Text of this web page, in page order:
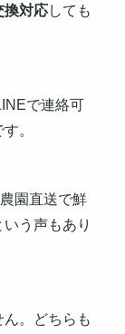
換対応しても
で連絡可
。
園直送で鮮
う声もあり
。どちらも